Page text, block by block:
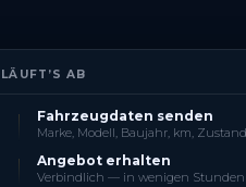
AB
Fahrzeugdaten senden
Marke, Modell, Baujahr, km, Zustand
Angebot erhalten
Verbindlich — in wenigen Stunden